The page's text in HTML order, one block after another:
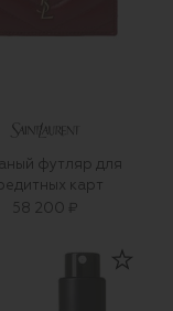
футляр для
карт
58 200 ₽